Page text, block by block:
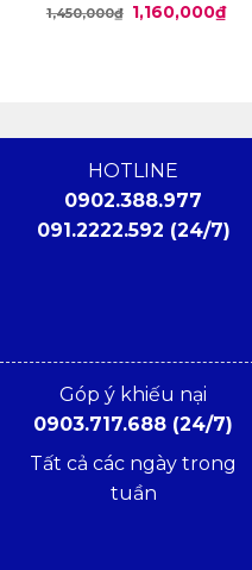
1,450,000₫ Giá
gốc
1,160,000₫Giá
hiện
HOTLINE
0902.388.977
091.2222.592 (24/7)
Góp ý khiếu nại
0903.717.688 (24/7)
Tất cả các ngày trong
tuần